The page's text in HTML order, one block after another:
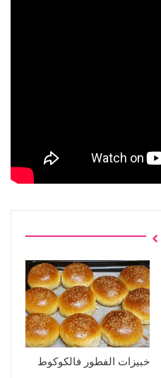
خبيزات الفطور فالكوكوط